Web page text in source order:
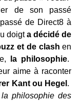
de son passé
de Direct8 à
doigta décidé de
et de clash en
la philosophie.
aime à raconter
Kant ou Hegel .
philosophie des